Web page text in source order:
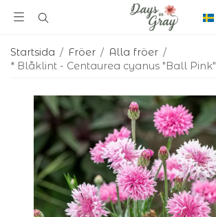
Startsida / Fröer / Alla fröer /
* Blåklint - Centaurea cyanus "Ball Pink"